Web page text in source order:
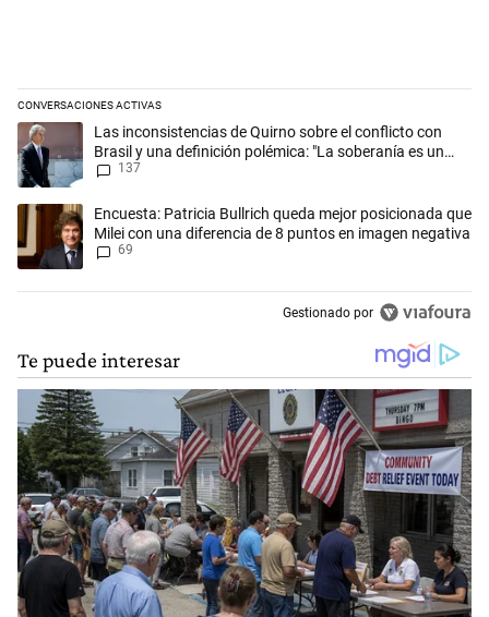
CONVERSACIONES ACTIVAS
Este listado muestra los artículos con más comentarios en los
Un artículo de tendencia con el título "Las inconsistencias de Quirno
Las inconsistencias de Quirno sobre el conflicto con
Brasil y una definición polémica: "La soberanía es un
concepto antiguo"
137
Un artículo de tendencia con el título "Encuesta: Patricia Bullrich
Encuesta: Patricia Bullrich queda mejor posicionada que
Milei con una diferencia de 8 puntos en imagen negativa
69
Gestionado por